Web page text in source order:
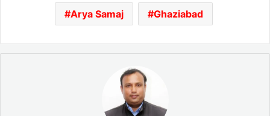
Arya Samaj Ghaziabad